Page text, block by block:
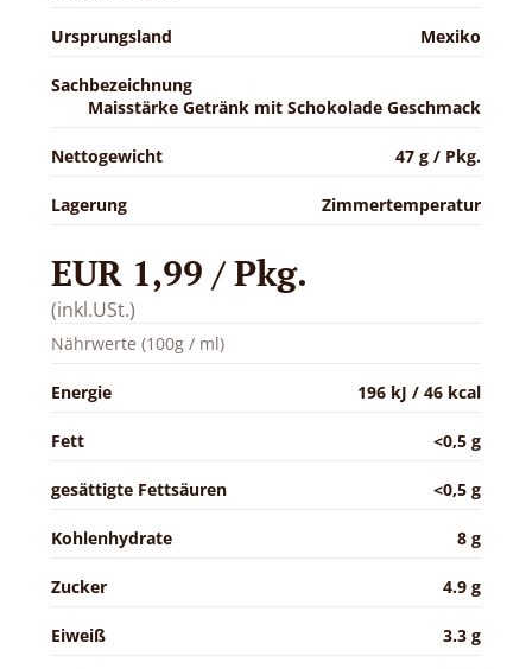
Ursprungsland Mexiko
Sachbezeichnung
Maisstärke Getränk mit Schokolade Geschmack
Nettogewicht 47 g / Pkg.
Lagerung Zimmertemperatur
EUR 1,99 / Pkg.
(inkl.USt.)
Nährwerte (100g / ml)
Energie 196 kJ / 46 kcal
Fett <0,5 g
gesättigte Fettsäuren <0,5 g
Kohlenhydrate 8 g
Zucker 4.9 g
Eiweiß 3.3 g